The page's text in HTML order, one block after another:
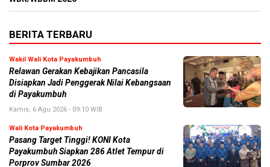
BERITA TERBARU
Wakil Wali Kota Payakumbuh
Relawan Gerakan Kebajikan Pancasila
Disiapkan Jadi Penggerak Nilai Kebangsaan
di Payakumbuh
Kamis, 6 Agu 2026 - 09:10 WIB
Wali Kota Payakumbuh
Pasang Target Tinggi! KONI Kota
Payakumbuh Siapkan 286 Atlet Tempur di
Porprov Sumbar 2026